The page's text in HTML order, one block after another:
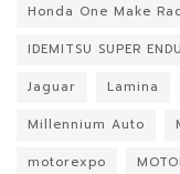
Honda One Make
IDEMITSU SUPER
Jaguar
Lamina
Millennium Auto
motorexpo